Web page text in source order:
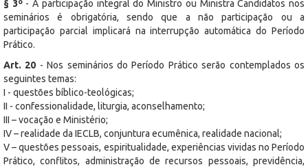
§ 3º - A participação integral do Ministro ou Ministra Candidatos nos
seminários é obrigatória, sendo que a não participação ou a
participação parcial implicará na interrupção automática do Período
Prático.
Art. 20 - Nos seminários do Período Prático serão contemplados os
seguintes temas:
I - questões bíblico-teológicas;
II - confessionalidade, liturgia, aconselhamento;
III – vocação e Ministério;
IV – realidade da IECLB, conjuntura ecumênica, realidade nacional;
V – questões pessoais, espiritualidade, experiências vividas no Período
Prático, conflitos, administração de recursos pessoais, previdência,